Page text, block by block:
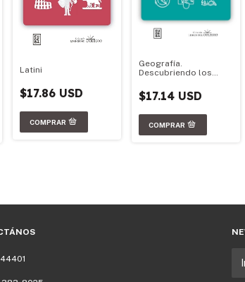
Latini
$17.86 USD
Geografía.
Descubriendo los
$17.14 USD